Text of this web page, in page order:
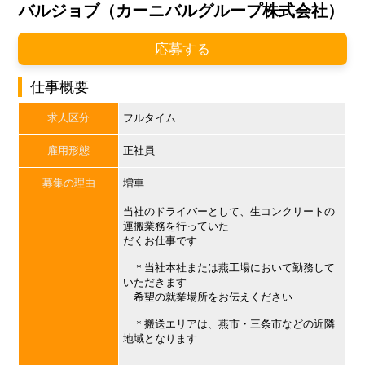
バルジョブ（カーニバルグループ株式会社）
応募する
仕事概要
求人区分 フルタイム
雇用形態 正社員
募集の理由 増車
当社のドライバーとして、生コンクリートの
運搬業務を行っていた
だくお仕事です
＊当社本社または燕工場において勤務して
いただきます
希望の就業場所をお伝えください
＊搬送エリアは、燕市・三条市などの近隣
地域となります